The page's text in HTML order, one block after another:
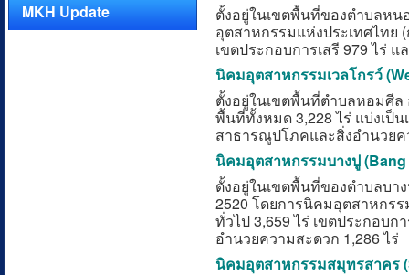
MKH Update
ตั้งอยู่ในเขตพื้นที่ของตำบลหน
อุตสาหกรรมแห่งประเทศไทย
เขตประกอบการเสรี 979 ไร่
นิคมอุตสาหกรรมเวลโกรว์
ตั้งอยู่ในเขตพื้นที่ตำบลหอมศีล
พื้นที่ทั้งหมด 3,228 ไร่ แบ่งเป็
สาธารณูปโภคและสิ่งอำนวยค
นิคมอุตสาหกรรมบางปู
ตั้งอยู่ในเขตพื้นที่ของตำบลบา
2520 โดยการนิคมอุตสาหกร
ทั่วไป 3,659 ไร่ เขตประกอบ
อำนวยความสะดวก 1,286 ไร่
นิคมอุตสาหกรรมสมุทรสาคร